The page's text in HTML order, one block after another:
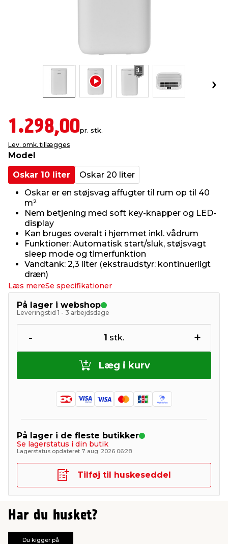
& ukrudt
& syltning
1.298,00pr. stk.
Lev. omk. tillægges
Model
Oskar 10 liter
Oskar 20 liter
Oskar er en støjsvag affugter til rum op til 40
m²
Nem betjening med soft key-knapper og LED-
display
Kan bruges overalt i hjemmet inkl. vådrum
Funktioner: Automatisk start/sluk, støjsvagt
sleep mode og timerfunktion
Vandtank: 2,3 liter (ekstraudstyr: kontinuerligt
dræn)
Læs mereSe specifikationer
På lager i webshop
Leveringstid 1 - 3 arbejdsdage
- 1 stk. +
Læg i kurv
På lager i de fleste butikker
Se lagerstatus i din butik
Lagerstatus opdateret 7. aug. 2026 06:28
Tilføj til huskeseddel
Har du husket?
Du kigger på